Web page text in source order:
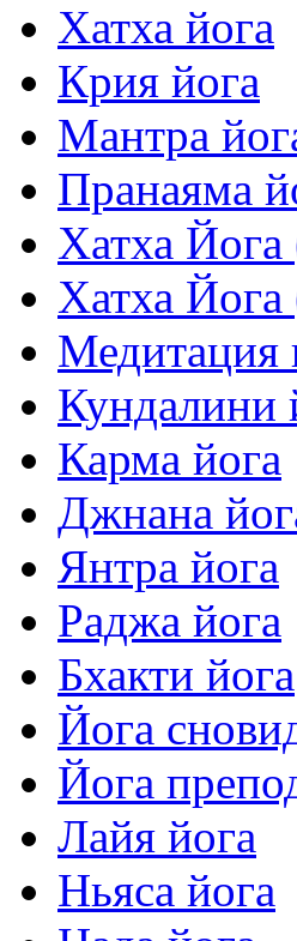
Хатха йога
Крия йога
Мантра
Пранаяма
Хатха Йога
Хатха Йога
Медитация
Кундалини
Карма йога
Джнана
Янтра йога
Раджа йога
Бхакти йога
Йога
Йога
Лайя йога
Ньяса йога